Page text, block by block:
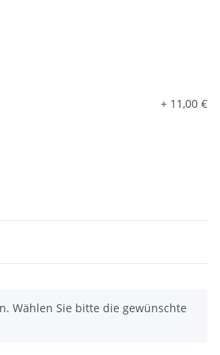
+ 11,00 €
Wählen Sie bitte die gewünschte